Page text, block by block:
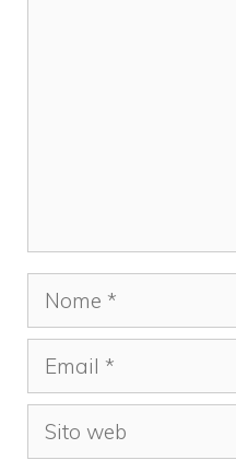
Nome
Email
Sito
web